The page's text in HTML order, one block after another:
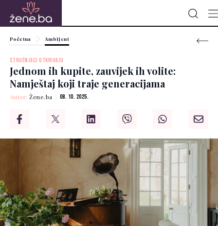
Početna Ambijent
STRUČNJACI OTKRIVAJU
Jednom ih kupite, zauvijek ih volite:
Namještaj koji traje generacijama
Autor:Žene.ba 08. 10. 2025.